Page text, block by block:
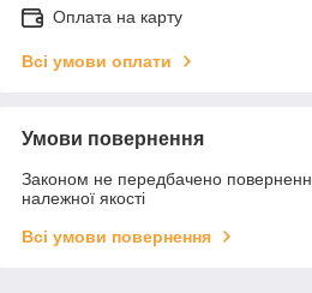
Оплата на карту
Всі умови оплати
Умови повернення
Законом не передбачено
належної якості
Всі умови повернення